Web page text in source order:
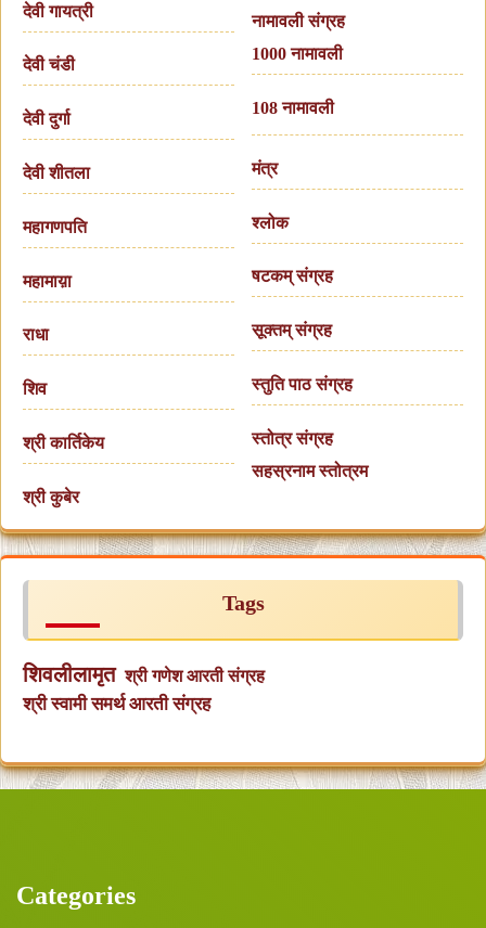
देवी गायत्री
देवी चंडी
देवी दुर्गा
देवी शीतला
महागणपति
महामाय़ा
राधा
शिव
श्री कार्तिकेय
श्री कुबेर
नामावली संग्रह
1000 नामावली
108 नामावली
मंत्र
श्लोक
षटकम् संग्रह
सूक्तम् संग्रह
स्तुति पाठ संग्रह
स्तोत्र संग्रह
सहस्रनाम स्तोत्रम
Tags
शिवलीलामृत श्री गणेश आरती संग्रह
श्री स्वामी समर्थ आरती संग्रह
Categories